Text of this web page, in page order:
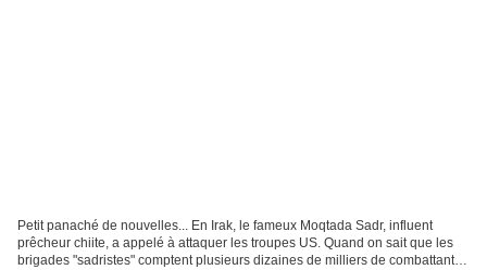
Petit panaché de nouvelles... En Irak, le fameux Moqtada Sadr, influent
prêcheur chiite, a appelé à attaquer les troupes US. Quand on sait que les
brigades "sadristes" comptent plusieurs dizaines de milliers de combattants